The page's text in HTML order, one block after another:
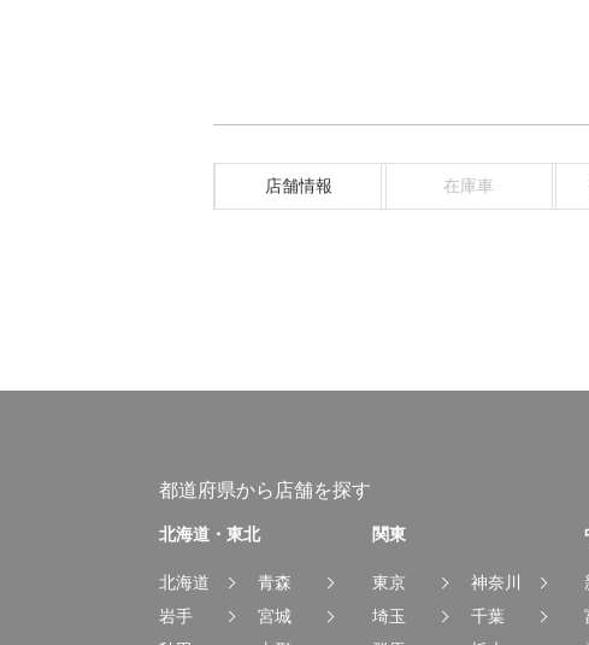
店舗情報 在庫車
都道府県から店舗を探す
北海道・東北
北海道
青森
岩手
宮城
関東
東京
神奈川
埼玉
千葉